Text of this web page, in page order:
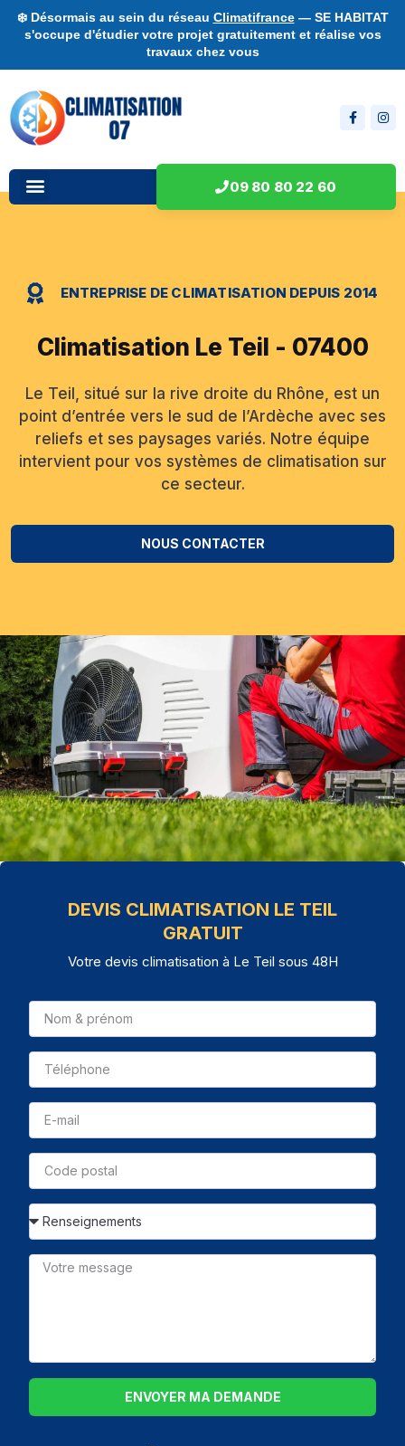
❄️ Désormais au sein du réseau Climatifrance— SE HABITAT
s'occupe d'étudier votre projet gratuitement et réalise vos
travaux chez vous
09 80 80 22 60
ENTREPRISE DE CLIMATISATION DEPUIS 2014
Climatisation Le Teil - 07400
Le Teil, situé sur la rive droite du Rhône, est un
point d’entrée vers le sud de l’Ardèche avec ses
reliefs et ses paysages variés. Notre équipe
intervient pour vos systèmes de climatisation sur
ce secteur.
NOUS CONTACTER
DEVIS CLIMATISATION LE TEIL
GRATUIT
Votre devis climatisation à Le Teil sous 48H
ENVOYER MA DEMANDE